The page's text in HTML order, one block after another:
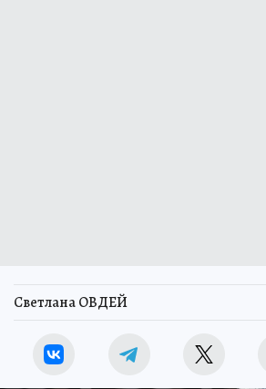
Светлана ОВДЕЙ